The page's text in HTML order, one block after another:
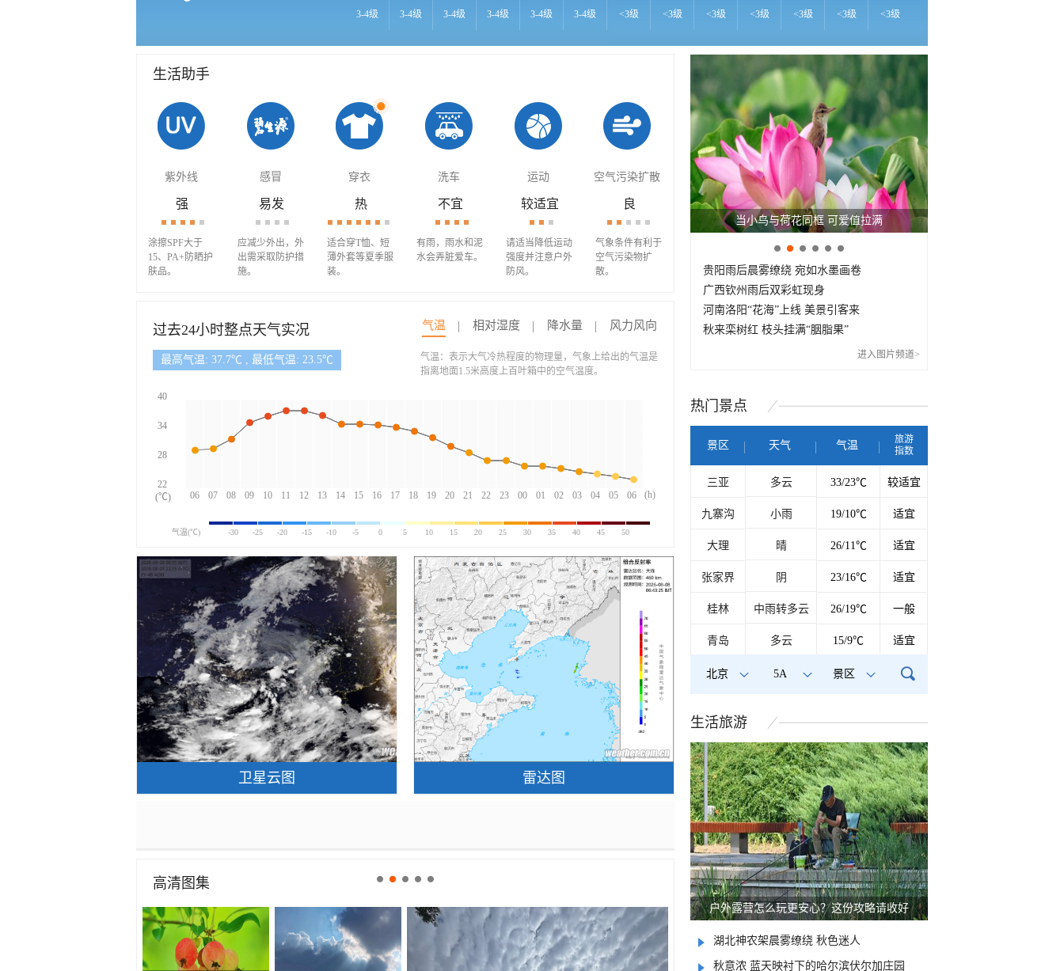
3-4级 3-4级 3-4级 3-4级 3-4级 3-4级 <3级 <3级 <3级 <3级 <3级 <3级 <3级
生活助手
紫外线 感冒 穿衣 洗车 运动 空气污染扩散
强
涂擦SPF大于
15、PA+防晒护
肤品。
易发
应减少外出，外
出需采取防护措
施。
热
适合穿T恤、短
薄外套等夏季服
装。
不宜
有雨，雨水和泥
水会弄脏爱车。
较适宜
请适当降低运动
强度并注意户外
防风。
良
气象条件有利于
空气污染物扩
散。
过去24小时整点天气实况 气温 相对湿度 降水量 风力风向
最高气温: 37.7℃ , 最低气温: 23.5℃
06 07 08 09 10 11 12 13 14 15 16 17 18 19 20 21 22 23 00 01 02 03 04 05 06
40
34
28
22
(h)
(℃)
气温：表示大气冷热程度的物理量，气象上给出的气温是
指离地面1.5米高度上百叶箱中的空气温度。
气温(℃) -30 -25 -20 -15 -10 -5 0 5 10 15 20 25 30 35 40 45 50
卫星云图 雷达图
高清图集
夏天的快乐 藏在这些消暑美味里
贵阳雨后晨雾缭绕 宛如水墨画卷
广西钦州雨后双彩虹现身
河南洛阳“花海”上线 美景引客来
秋来栾树红 枝头挂满“胭脂果”
进入图片频道>
热门 景点
景区 天气 气温
旅游
指数
三亚 多云 33/23℃ 较适宜
九寨沟 小雨 19/10℃ 适宜
大理 晴 26/11℃ 适宜
张家界 阴 23/16℃ 适宜
桂林 中雨转多云 26/19℃ 一般
青岛 多云 15/9℃ 适宜
北京 5A 景区
生活旅游
立秋这样过：啃秋晒秋贴秋膘 庆祝丰收迎秋来
湖北神农架晨雾缭绕 秋色迷人
秋意浓 蓝天映衬下的哈尔滨伏尔加庄园